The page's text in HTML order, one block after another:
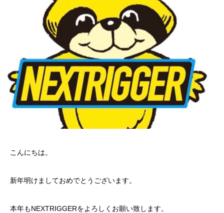
こんにちは。
新年明けましておめでとうございます。
本年もNEXTRIGGERをよろしくお願い致します。